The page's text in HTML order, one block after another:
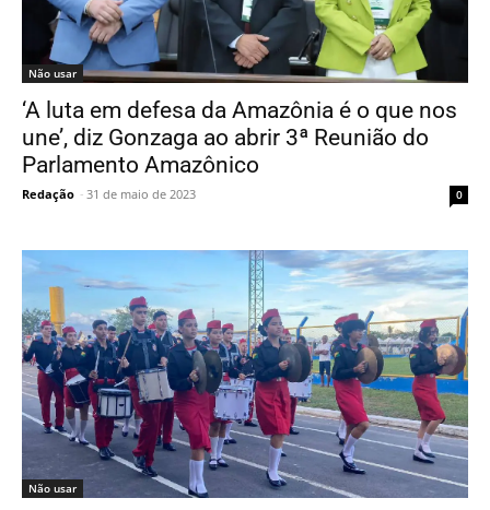
Não usar
‘A luta em defesa da Amazônia é o que nos
une’, diz Gonzaga ao abrir 3ª Reunião do
Parlamento Amazônico
Redação - 31 de maio de 2023 0
Não usar